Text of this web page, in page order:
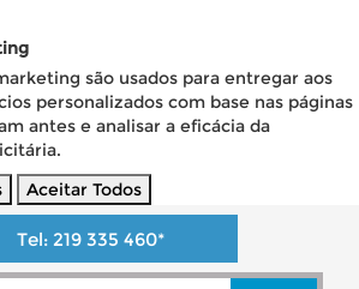
são usados para entregar aos
personalizados com base nas páginas
antes e analisar a eficácia da
Aceitar Todos
Tel: 219 335 460*